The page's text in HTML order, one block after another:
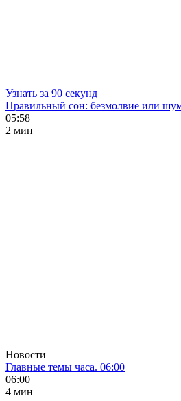
Узнать за 90 секунд
Правильный сон: безмолвие или
05:58
2 мин
Новости
Главные темы часа. 06:00
06:00
4 мин